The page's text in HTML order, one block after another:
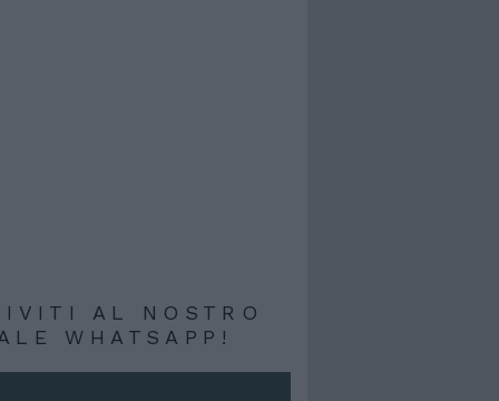
AL NOSTRO
WHATSAPP!